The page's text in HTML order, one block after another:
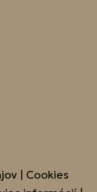
| Cookies